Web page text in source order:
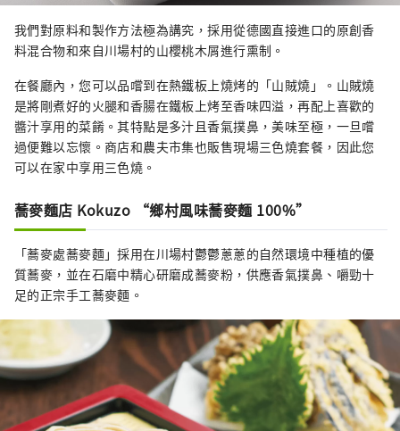
我們對原料和製作方法極為講究，採用從德國直接進口的原創香
料混合物和來自川場村的山櫻桃木屑進行熏制。
在餐廳內，您可以品嚐到在熱鐵板上燒烤的「山賊燒」。山賊燒
是將剛煮好的火腿和香腸在鐵板上烤至香味四溢，再配上喜歡的
醬汁享用的菜餚。其特點是多汁且香氣撲鼻，美味至極，一旦嚐
過便難以忘懷。商店和農夫市集也販售現場三色燒套餐，因此您
可以在家中享用三色燒。
蕎麥麵店 Kokuzo “鄉村風味蕎麥麵 100%”
「蕎麥處蕎麥麵」採用在川場村鬱鬱蔥蔥的自然環境中種植的優
質蕎麥，並在石磨中精心研磨成蕎麥粉，供應香氣撲鼻、嚼勁十
足的正宗手工蕎麥麵。